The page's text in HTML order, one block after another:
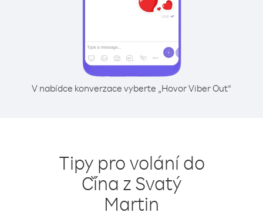
V nabídce konverzace vyberte „Hovor Viber Out“
Tipy pro volání do
Čína z Svatý
Martin